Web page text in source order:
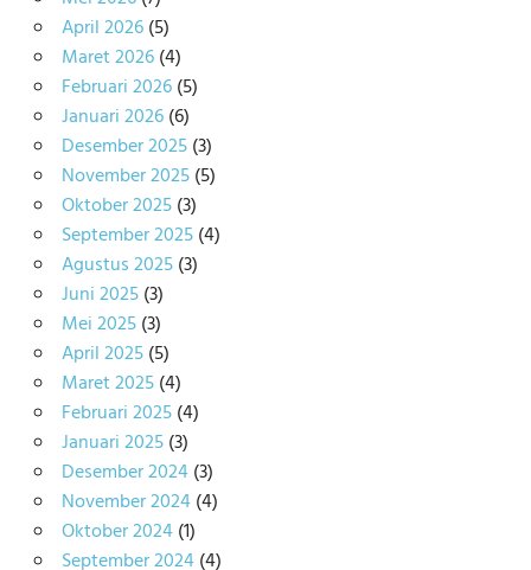
April 2026(5)
Maret 2026(4)
Februari 2026(5)
Januari 2026(6)
Desember 2025(3)
November 2025(5)
Oktober 2025(3)
September 2025(4)
Agustus 2025(3)
Juni 2025(3)
Mei 2025(3)
April 2025(5)
Maret 2025(4)
Februari 2025(4)
Januari 2025(3)
Desember 2024(3)
November 2024(4)
Oktober 2024(1)
September 2024(4)